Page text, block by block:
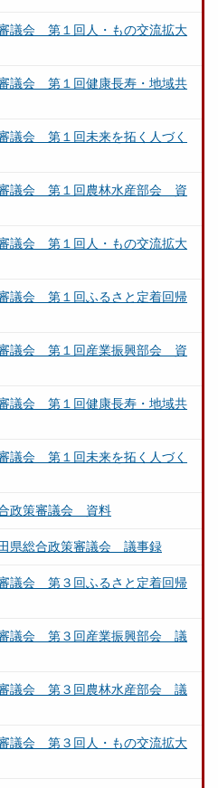
議会 第１回人・もの交流拡大
議会 第１回健康長寿・地域共
議会 第１回未来を拓く人づく
議会 第１回農林水産部会 資
議会 第１回人・もの交流拡大
議会 第１回ふるさと定着回帰
議会 第１回産業振興部会 資
議会 第１回健康長寿・地域共
議会 第１回未来を拓く人づく
政策審議会 資料
県総合政策審議会 議事録
議会 第３回ふるさと定着回帰
議会 第３回産業振興部会 議
議会 第３回農林水産部会 議
議会 第３回人・もの交流拡大